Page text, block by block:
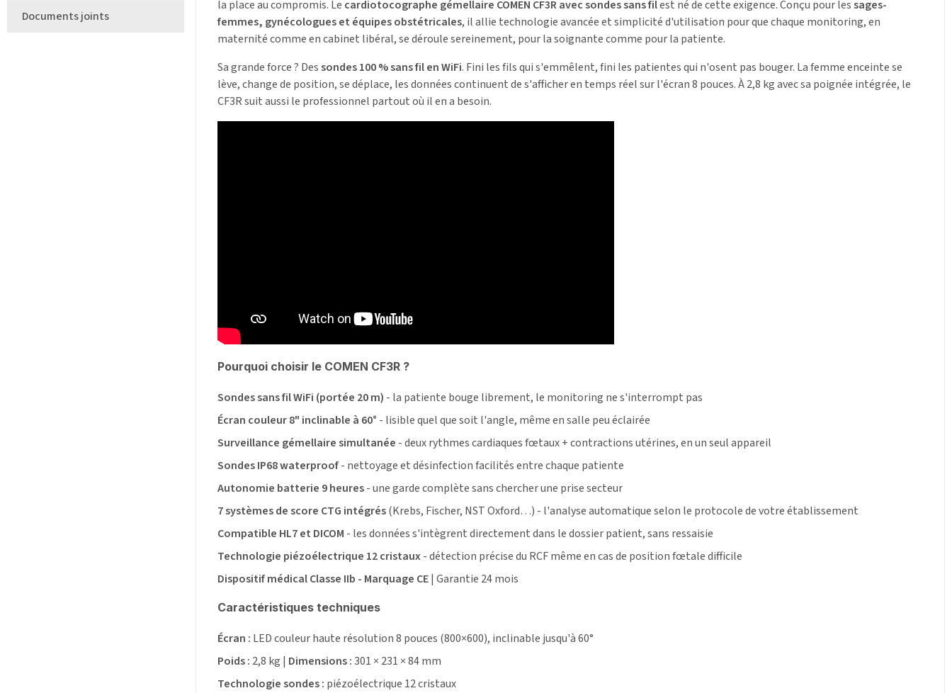
Documents joints
la place au compromis. Le cardiotocographe gémellaire COMEN CF3R avec sondes sans filest né de cette exigence. Conçu pour lessages-
femmes, gynécologues et équipes obstétricales, il allie technologie avancée et simplicité d'utilisation pour que chaque monitoring, en
maternité comme en cabinet libéral, se déroule sereinement, pour la soignante comme pour la patiente.
Sa grande force ? Dessondes 100 % sans fil en WiFi. Fini les fils qui s'emmêlent, fini les patientes qui n'osent pas bouger. La femme enceinte se
lève, change de position, se déplace, les données continuent de s'afficher en temps réel sur l'écran 8 pouces. À 2,8 kg avec sa poignée intégrée, le
CF3R suit aussi le professionnel partout où il en a besoin.
Pourquoi choisir le COMEN CF3R ?
Sondes sans fil WiFi (portée 20 m) - la patiente bouge librement, le monitoring ne s'interrompt pas
Écran couleur 8" inclinable à 60° - lisible quel que soit l'angle, même en salle peu éclairée
Surveillance gémellaire simultanée - deux rythmes cardiaques fœtaux + contractions utérines, en un seul appareil
Sondes IP68 waterproof- nettoyage et désinfection facilités entre chaque patiente
Autonomie batterie 9 heures- une garde complète sans chercher une prise secteur
7 systèmes de score CTG intégrés(Krebs, Fischer, NST Oxford…) - l'analyse automatique selon le protocole de votre établissement
Compatible HL7 et DICOM - les données s'intègrent directement dans le dossier patient, sans ressaisie
Technologie piézoélectrique 12 cristaux- détection précise du RCF même en cas de position fœtale difficile
Dispositif médical Classe IIb - Marquage CE| Garantie 24 mois
Caractéristiques techniques
Écran : LED couleur haute résolution 8 pouces (800×600), inclinable jusqu'à 60°
Poids : 2,8 kg | Dimensions :301 × 231 × 84 mm
Technologie sondes : piézoélectrique 12 cristaux